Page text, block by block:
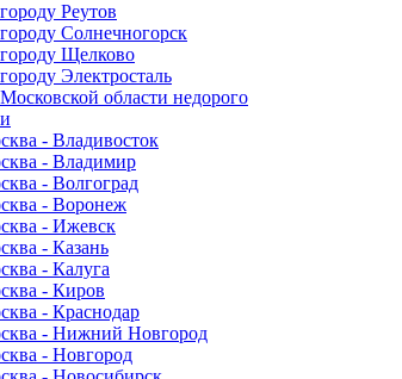
Реутов
Солнечногорск
Щелково
Электросталь
области недорого
- Владивосток
- Владимир
- Волгоград
- Воронеж
- Ижевск
- Казань
- Калуга
- Киров
- Краснодар
- Нижний Новгород
- Новгород